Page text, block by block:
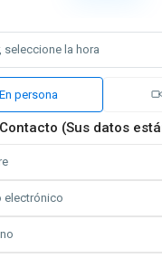
En persona
(Sus datos